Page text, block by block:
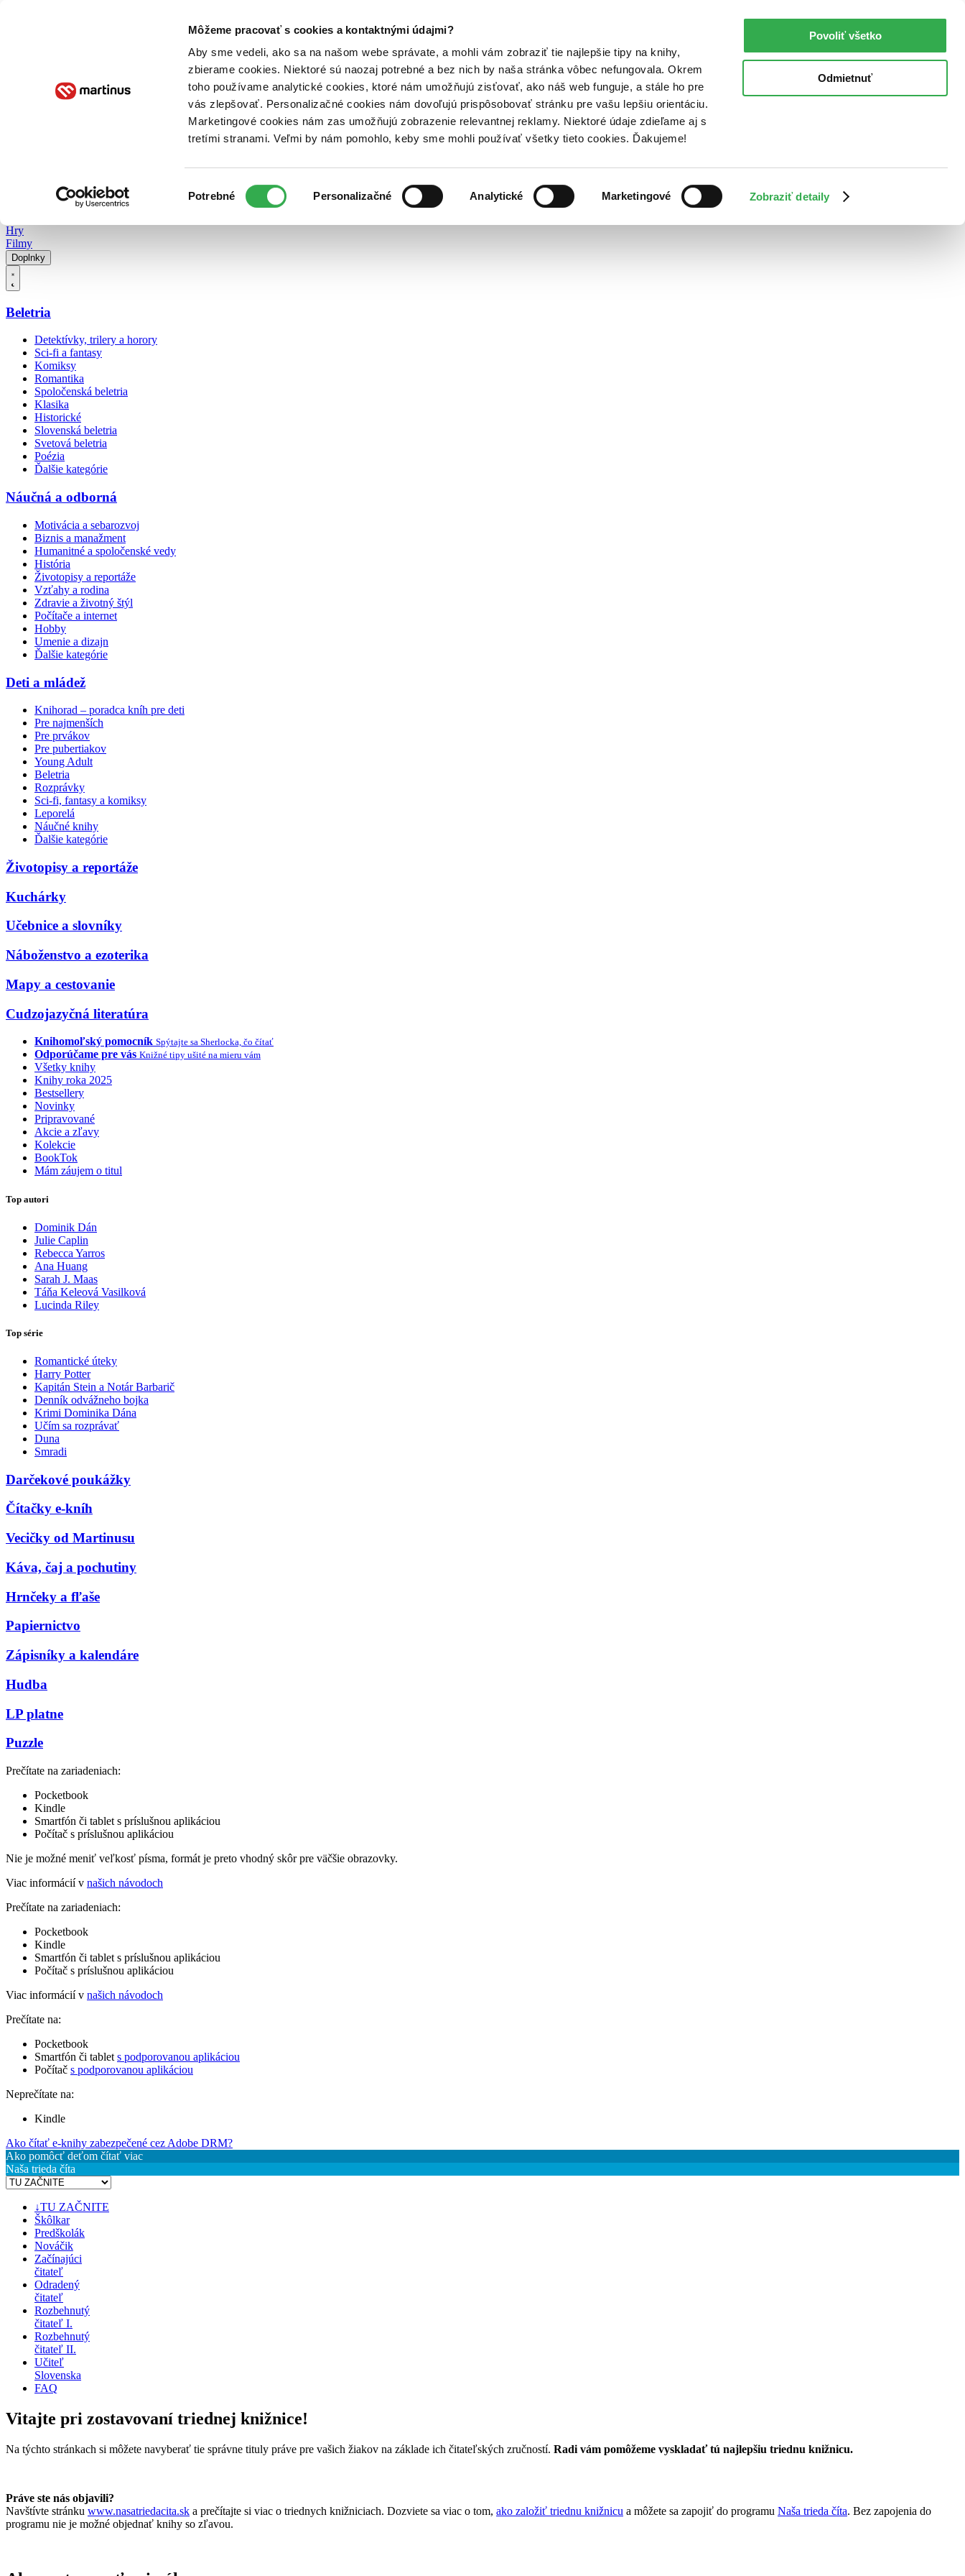
Môžeme pracovať s cookies a kontaktnými údajmi?
Aby sme vedeli, ako sa na našom webe správate, a mohli vám zobraziť tie najlepšie tipy na knihy,
zbierame cookies. Niektoré sú naozaj potrebné a bez nich by naša stránka vôbec nefungovala. Okrem
toho používame analytické cookies, ktoré nám umožňujú zisťovať, ako náš web funguje, a stále ho pre
vás zlepšovať. Personalizačné cookies nám dovoľujú prispôsobovať stránku pre vašu lepšiu orientáciu.
Marketingové cookies nám zas umožňujú zobrazenie relevantnej reklamy. Niektoré údaje zdieľame aj s
tretími stranami. Veľmi by nám pomohlo, keby sme mohli používať všetky tieto cookies. Ďakujeme!
súhlasu
Potrebné Personalizačné Analytické Marketingové Zobraziť detaily
Povoliť všetko
Odmietnuť
Poukážky Kontakt
Hry
Filmy
Doplnky
Beletria
Detektívky, trilery a horory
Sci-fi a fantasy
Komiksy
Romantika
Spoločenská beletria
Klasika
Historické
Slovenská beletria
Svetová beletria
Poézia
Ďalšie kategórie
Náučná a odborná
Motivácia a sebarozvoj
Biznis a manažment
Humanitné a spoločenské vedy
História
Životopisy a reportáže
Vzťahy a rodina
Zdravie a životný štýl
Počítače a internet
Hobby
Umenie a dizajn
Ďalšie kategórie
Deti a mládež
Knihorad – poradca kníh pre deti
Pre najmenších
Pre prvákov
Pre pubertiakov
Young Adult
Beletria
Rozprávky
Sci-fi, fantasy a komiksy
Leporelá
Náučné knihy
Ďalšie kategórie
Životopisy a reportáže
Kuchárky
Učebnice a slovníky
Náboženstvo a ezoterika
Mapy a cestovanie
Cudzojazyčná literatúra
Knihomoľský pomocník Spýtajte sa Sherlocka, čo čítať
Odporúčame pre vás Knižné tipy ušité na mieru vám
Všetky knihy
Knihy roka 2025
Bestsellery
Novinky
Pripravované
Akcie a zľavy
Kolekcie
BookTok
Mám záujem o titul
Top autori
Dominik Dán
Julie Caplin
Rebecca Yarros
Ana Huang
Sarah J. Maas
Táňa Keleová Vasilková
Lucinda Riley
Top série
Romantické úteky
Harry Potter
Kapitán Stein a Notár Barbarič
Denník odvážneho bojka
Krimi Dominika Dána
Učím sa rozprávať
Duna
Smradi
Darčekové poukážky
Čítačky e-kníh
Vecičky od Martinusu
Káva, čaj a pochutiny
Hrnčeky a fľaše
Papiernictvo
Zápisníky a kalendáre
Hudba
LP platne
Puzzle
Prečítate na zariadeniach:
Pocketbook
Kindle
Smartfón či tablet s príslušnou aplikáciou
Počítač s príslušnou aplikáciou
Nie je možné meniť veľkosť písma, formát je preto vhodný skôr pre väčšie obrazovky.
Viac informácií v našich návodoch
Prečítate na zariadeniach:
Pocketbook
Kindle
Smartfón či tablet s príslušnou aplikáciou
Počítač s príslušnou aplikáciou
Viac informácií v našich návodoch
Prečítate na:
Pocketbook
Smartfón či tablet s podporovanou aplikáciou
Počítač s podporovanou aplikáciou
Neprečítate na:
Kindle
Ako čítať e-knihy zabezpečené cez Adobe DRM?
Ako pomôcť deťom čítať viac
Naša trieda číta
↓TU ZAČNITE
Škôlkar
Predškolák
Nováčik
Začínajúci
čitateľ
Odradený
čitateľ
Rozbehnutý
čitateľ I.
Rozbehnutý
čitateľ II.
Učiteľ
Slovenska
FAQ
Vitajte pri zostavovaní triednej knižnice!
Na týchto stránkach si môžete navyberať tie správne tituly práve pre vašich žiakov na základe ich čitateľských zručností. Radi vám pomôžeme vyskladať tú najlepšiu triednu knižnicu.
Práve ste nás objavili?
Navštívte stránku www.nasatriedacita.sk a prečítajte si viac o triednych knižniciach. Dozviete sa viac o tom, ako založiť triednu knižnicu a môžete sa zapojiť do programu Naša trieda číta. Bez zapojenia do
programu nie je možné objednať knihy so zľavou.